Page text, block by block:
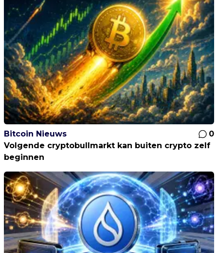
Bitcoin Nieuws
0
Volgende cryptobullmarkt kan buiten crypto zelf
beginnen